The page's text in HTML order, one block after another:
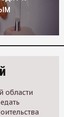
области